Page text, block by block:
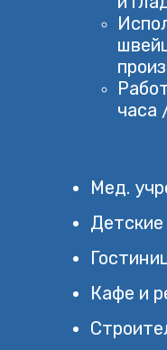
часа
Мед.
Кафе и